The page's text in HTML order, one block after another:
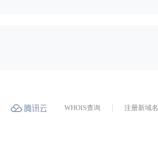
WHOIS查询 注册新域名